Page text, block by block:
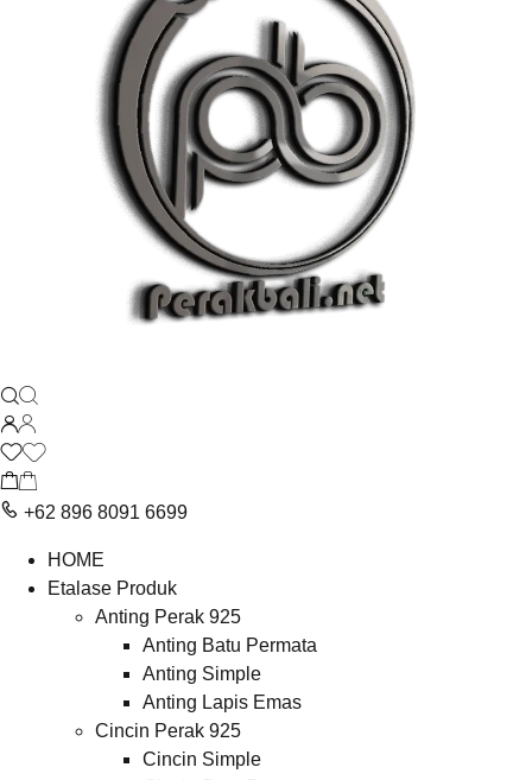
+62 896 8091 6699
HOME
Etalase Produk
Anting Perak 925
Anting Batu Permata
Anting Simple
Anting Lapis Emas
Cincin Perak 925
Cincin Simple